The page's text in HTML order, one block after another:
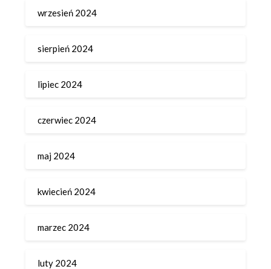
wrzesień 2024
sierpień 2024
lipiec 2024
czerwiec 2024
maj 2024
kwiecień 2024
marzec 2024
luty 2024